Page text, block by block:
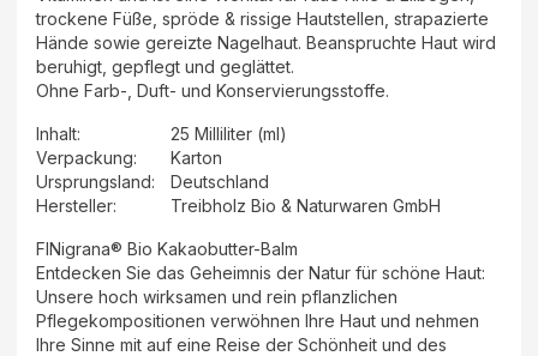
trockene Füße, spröde & rissige Hautstellen, strapazierte
Hände sowie gereizte Nagelhaut. Beanspruchte Haut wird
beruhigt, gepflegt und geglättet.
Ohne Farb-, Duft- und Konservierungsstoffe.
Inhalt:
25 Milliliter (ml)
Verpackung:
Karton
Ursprungsland:
Deutschland
Hersteller: Treibholz Bio & Naturwaren GmbH
FINigrana® Bio Kakaobutter-Balm
Entdecken Sie das Geheimnis der Natur für schöne Haut:
Unsere hoch wirksamen und rein pflanzlichen
Pflegekompositionen verwöhnen Ihre Haut und nehmen
Ihre Sinne mit auf eine Reise der Schönheit und des